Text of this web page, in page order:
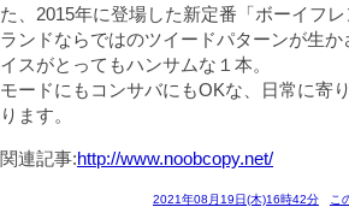
た、2015年に登場した新定番「ボーイフ
ランドならではのツイードパターンが生
イスがとってもハンサムな１本。
モードにもコンサバにもOKな、日常に寄
ります。
関連記事:http://www.noobcopy.net/
2021年08月19日(木)16時42分 こ